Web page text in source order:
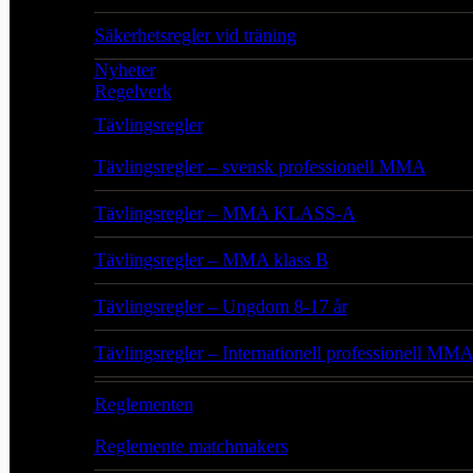
Säkerhetsregler vid träning
Nyheter
Regelverk
Tävlingsregler
Tävlingsregler – svensk professionell MMA
Tävlingsregler – MMA KLASS-A
Tävlingsregler – MMA klass B
Tävlingsregler – Ungdom 8-17 år
Tävlingsregler – Internationell professionell MMA
Reglementen
Reglemente matchmakers